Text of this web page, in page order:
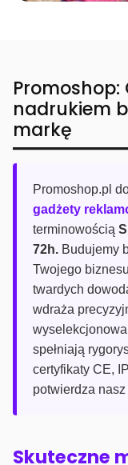
Promoshop:
nadrukiem
markę
Promoshop.pl
gadżety
terminowością
72h. Budujemy
Twojego
twardych
wdraża
spełniają
certyfikaty CE,
potwierdza
Skuteczne